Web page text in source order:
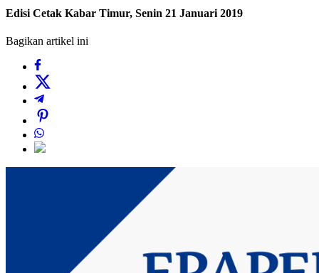
Edisi Cetak Kabar Timur, Senin 21 Januari 2019
Bagikan artikel ini